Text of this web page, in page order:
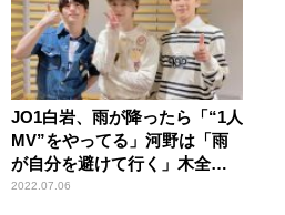
JO1白岩、雨が降ったら「“1人
MV”をやってる」河野は「雨
が自分を避けて行く」木全は
「避ける」
2022.07.06